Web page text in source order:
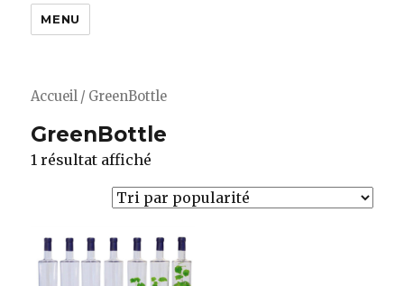
MENU
Accueil / GreenBottle
GreenBottle
1 résultat affiché